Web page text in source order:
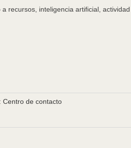
recursos, inteligencia artificial,
: Centro de contacto